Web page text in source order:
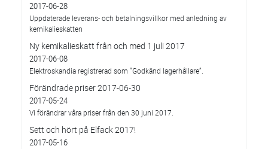
2017-06-28
Uppdaterade leverans- och betalningsvillkor med anledning av
kemikalieskatten
Ny kemikalieskatt från och med 1 juli 2017
2017-06-08
Elektroskandia registrerad som ”Godkänd lagerhållare”.
Förändrade priser 2017-06-30
2017-05-24
Vi förändrar våra priser från den 30 juni 2017.
Sett och hört på Elfack 2017!
2017-05-16